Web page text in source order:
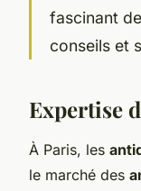
fascinant
conseils et
Expertise
À Paris, les
le marché des